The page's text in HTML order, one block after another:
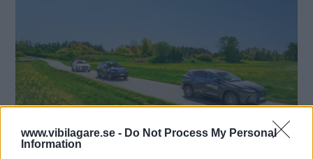
www.vibilagare.se - Do Not Process My Personal
Information
I övergången från förbränningsmotor till elbil är